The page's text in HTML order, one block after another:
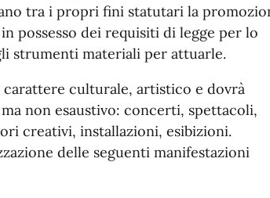
tra i propri fini statutari la
possesso dei requisiti di legge per lo
strumenti materiali per attuarle.
culturale, artistico e dovrà
non esaustivo: concerti, spettacoli,
creativi, installazioni, esibizioni.
delle seguenti manifestazioni